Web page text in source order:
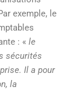
exemple, le
: « le
sécurités
Il a pour
la